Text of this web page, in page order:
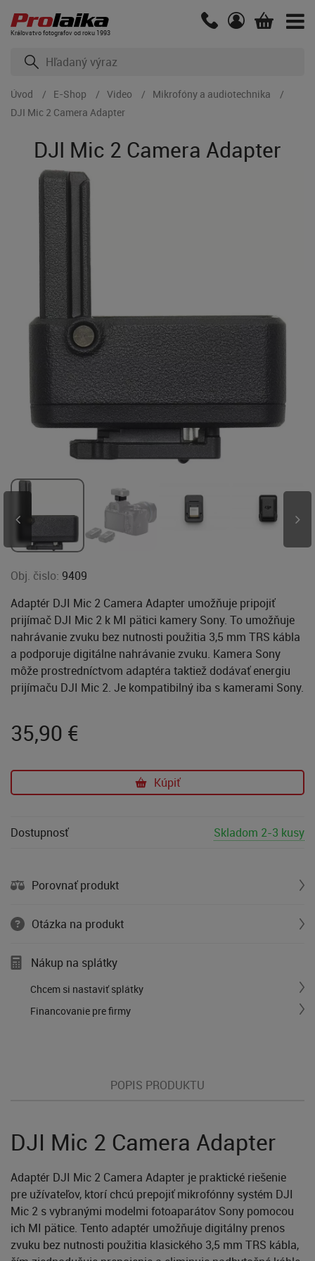
Kráľovstvo fotografov od roku 1993
Úvod E-Shop Video
Mikrofóny a audiotechnika
DJI Mic 2 Camera Adapter
DJI Mic 2 Camera Adapter
Obj. čislo: 9409
Adaptér DJI Mic 2 Camera Adapter umožňuje pripojiť
prijímač DJI Mic 2 k MI pätici kamery Sony. To umožňuje
nahrávanie zvuku bez nutnosti použitia 3,5 mm TRS kábla
a podporuje digitálne nahrávanie zvuku. Kamera Sony
môže prostredníctvom adaptéra taktiež dodávať energiu
prijímaču DJI Mic 2. Je kompatibilný iba s kamerami Sony.
35,90 €
Kúpiť
Dostupnosť Skladom 2-3 kusy
Porovnať produkt
Otázka na produkt
Nákup na splátky
Chcem si nastaviť splátky
Financovanie pre firmy
POPIS PRODUKTU
DJI Mic 2 Camera Adapter
Adaptér DJI Mic 2 Camera Adapter je praktické riešenie
pre užívateľov, ktorí chcú prepojiť mikrofónny systém DJI
Mic 2 s vybranými modelmi fotoaparátov Sony pomocou
ich MI pätice. Tento adaptér umožňuje digitálny prenos
zvuku bez nutnosti použitia klasického 3,5 mm TRS kábla,